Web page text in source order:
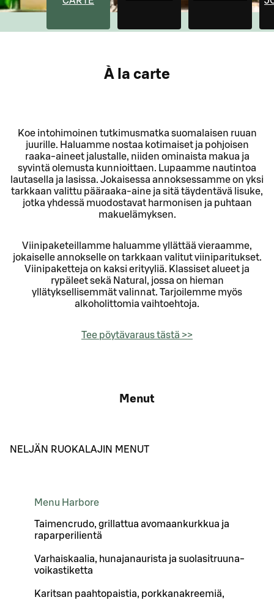
À la carte
Koe intohimoinen tutkimusmatka suomalaisen ruuan
juurille. Haluamme nostaa kotimaiset ja pohjoisen
raaka-aineet jalustalle, niiden ominaista makua ja
syvintä olemusta kunnioittaen. Lupaamme nautintoa
lautasella ja lasissa. Jokaisessa annoksessamme on yksi
tarkkaan valittu pääraaka-aine ja sitä täydentävä lisuke,
jotka yhdessä muodostavat harmonisen ja puhtaan
makuelämyksen.
Viinipaketeillamme haluamme yllättää vieraamme,
jokaiselle annokselle on tarkkaan valitut viiniparitukset.
Viinipaketteja on kaksi erityyliä. Klassiset alueet ja
rypäleet sekä Natural, jossa on hieman
yllätyksellisemmät valinnat. Tarjoilemme myös
alkoholittomia vaihtoehtoja.
Tee pöytävaraus tästä >>
Menut
NELJÄN RUOKALAJIN MENUT
Menu Harbore
Taimencrudo, grillattua avomaankurkkua ja
raparperilientä
Varhaiskaalia, hunajanaurista ja suolasitruuna-
voikastiketta
Karitsan paahtopaistia, porkkanakreemiä,